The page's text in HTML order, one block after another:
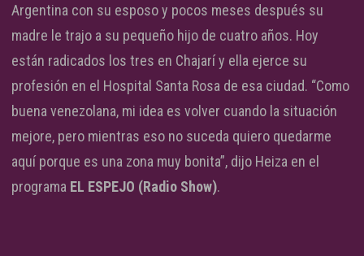
Argentina con su esposo y pocos meses después su
madre le trajo a su pequeño hijo de cuatro años. Hoy
están radicados los tres en Chajarí y ella ejerce su
profesión en el Hospital Santa Rosa de esa ciudad. “Como
buena venezolana, mi idea es volver cuando la situación
mejore, pero mientras eso no suceda quiero quedarme
aquí porque es una zona muy bonita”, dijo Heiza en el
programa EL ESPEJO (Radio Show).